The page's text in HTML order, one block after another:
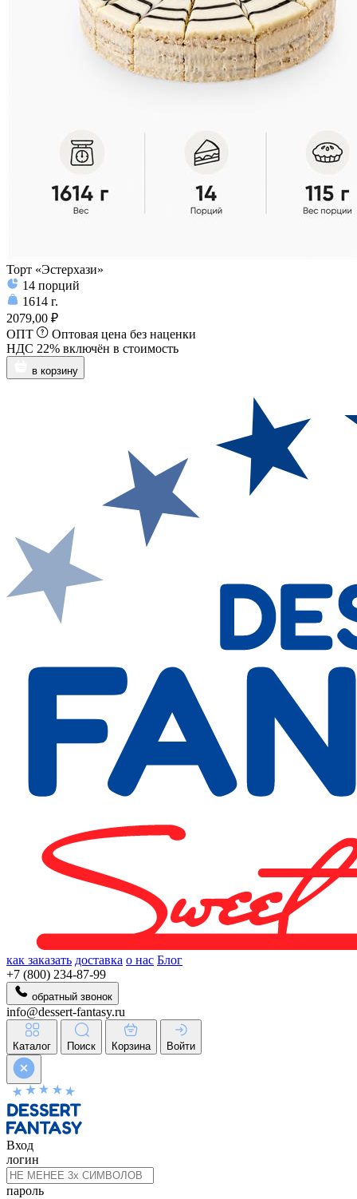
Торт «Эстерхази»
14 порций
1614 г.
2079,00 ₽
ОПТ
Оптовая цена без наценки
НДС 22% включён в стоимость
в корзину
как заказать доставка о нас Блог
+7 (800) 234-87-99
обратный звонок
info@dessert-fantasy.ru
Каталог Поиск Корзина Войти
Вход
логин
пароль